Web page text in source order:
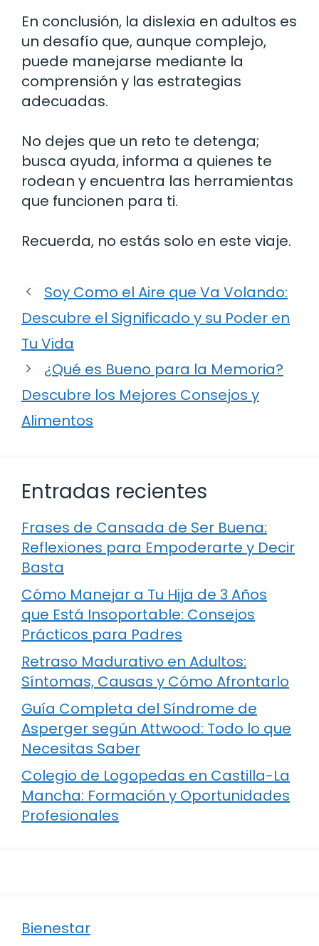
En conclusión, la dislexia en adultos es
un desafío que, aunque complejo,
puede manejarse mediante la
comprensión y las estrategias
adecuadas.
No dejes que un reto te detenga;
busca ayuda, informa a quienes te
rodean y encuentra las herramientas
que funcionen para ti.
Recuerda, no estás solo en este viaje.
Soy Como el Aire que Va Volando:
Descubre el Significado y su Poder en
Tu Vida
¿Qué es Bueno para la Memoria?
Descubre los Mejores Consejos y
Alimentos
Entradas recientes
Frases de Cansada de Ser Buena:
Reflexiones para Empoderarte y Decir
Basta
Cómo Manejar a Tu Hija de 3 Años
que Está Insoportable: Consejos
Prácticos para Padres
Retraso Madurativo en Adultos:
Síntomas, Causas y Cómo Afrontarlo
Guía Completa del Síndrome de
Asperger según Attwood: Todo lo que
Necesitas Saber
Colegio de Logopedas en Castilla-La
Mancha: Formación y Oportunidades
Profesionales
Bienestar